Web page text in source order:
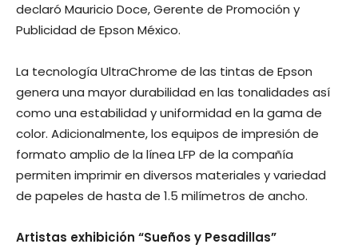
declaró Mauricio Doce, Gerente de Promoción y
Publicidad de Epson México.
La tecnología UltraChrome de las tintas de Epson
genera una mayor durabilidad en las tonalidades así
como una estabilidad y uniformidad en la gama de
color. Adicionalmente, los equipos de impresión de
formato amplio de la línea LFP de la compañía
permiten imprimir en diversos materiales y variedad
de papeles de hasta de 1.5 milímetros de ancho.
Artistas exhibición “Sueños y Pesadillas”